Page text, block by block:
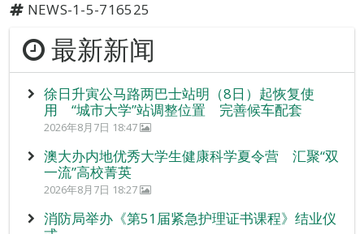
NEWS-1-5-716525
最新新闻
徐日升寅公马路两巴士站明（8日）起恢复使
用 “城市大学”站调整位置 完善候车配套
2026年8月7日 18:47
澳大办内地优秀大学生健康科学夏令营 汇聚“双
一流”高校菁英
2026年8月7日 18:27
消防局举办《第51届紧急护理证书课程》结业仪